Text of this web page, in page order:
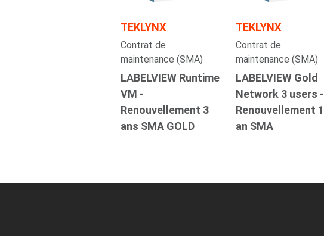
TEKLYNX
Contrat de
maintenance (SMA)
LABELVIEW Runtime
VM -
Renouvellement 3
ans SMA GOLD
TEKLYNX
Contrat de
maintenance (SMA)
LABELVIEW Gold
Network 3 users -
Renouvellement 1
an SMA